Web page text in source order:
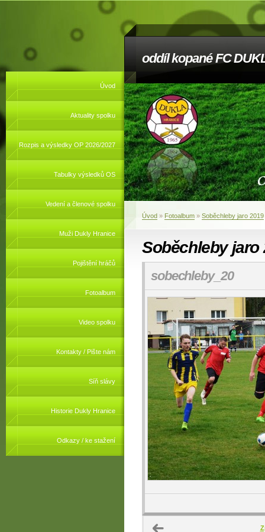
oddíl kopané FC
Úvod
Aktuality spolku
Rozpis a výsledky OP 2026/2027
Tabulky výsledků OS
Vedení a členové spolku
Muži Dukly Hranice
Pojištění hráčů
Fotoalbum
Video spolku
Kontakty / Pište nám
Síň slávy
Historie Dukly Hranice
Odkazy / ke stažení
Úvod » Fotoalbum » Soběchleby jaro 2019
Soběchleby jaro
sobechleby_20